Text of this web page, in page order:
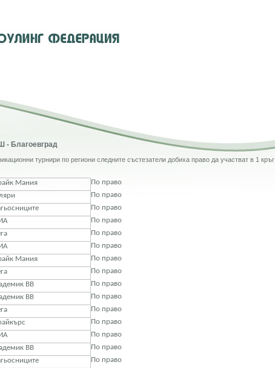
- Благоевград
турнири по региони следните състезатели добиха право да участват в 1
Мания
По право
По право
По право
По право
По право
По право
Мания
По право
По право
ВВ
По право
ВВ
По право
По право
По право
По право
ВВ
По право
По право